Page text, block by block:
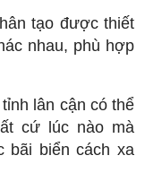
tạo được thiết
nhau, phù hợp
lân cận có thể
cứ lúc nào mà
bãi biển cách xa